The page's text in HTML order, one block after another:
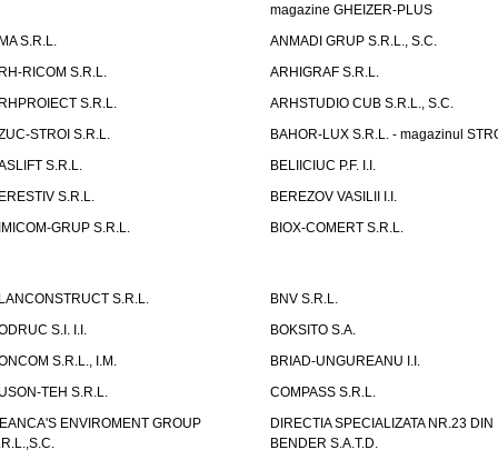
magazine GHEIZER-PLUS
S.R.L.
ANMADI GRUP S.R.L., S.C.
RICOM S.R.L.
ARHIGRAF S.R.L.
S.R.L.
ARHSTUDIO CUB S.R.L., S.C.
STROI S.R.L.
BAHOR-LUX S.R.L. - magazinul
S.R.L.
BELIICIUC P.F. I.I.
S.R.L.
BEREZOV VASILII I.I.
GRUP S.R.L.
BIOX-COMERT S.R.L.
S.R.L.
BNV S.R.L.
S.I. I.I.
BOKSITO S.A.
S.R.L., I.M.
BRIAD-UNGUREANU I.I.
TEH S.R.L.
COMPASS S.R.L.
ENVIROMENT GROUP
DIRECTIA SPECIALIZATA NR.23 DIN
BENDER S.A.T.D.